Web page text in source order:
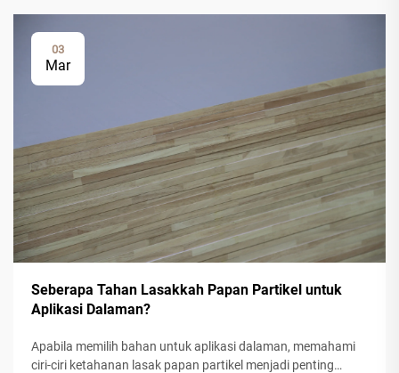
03
Mar
Seberapa Tahan Lasakkah Papan Partikel untuk
Aplikasi Dalaman?
Apabila memilih bahan untuk aplikasi dalaman, memahami
ciri-ciri ketahanan lasak papan partikel menjadi penting